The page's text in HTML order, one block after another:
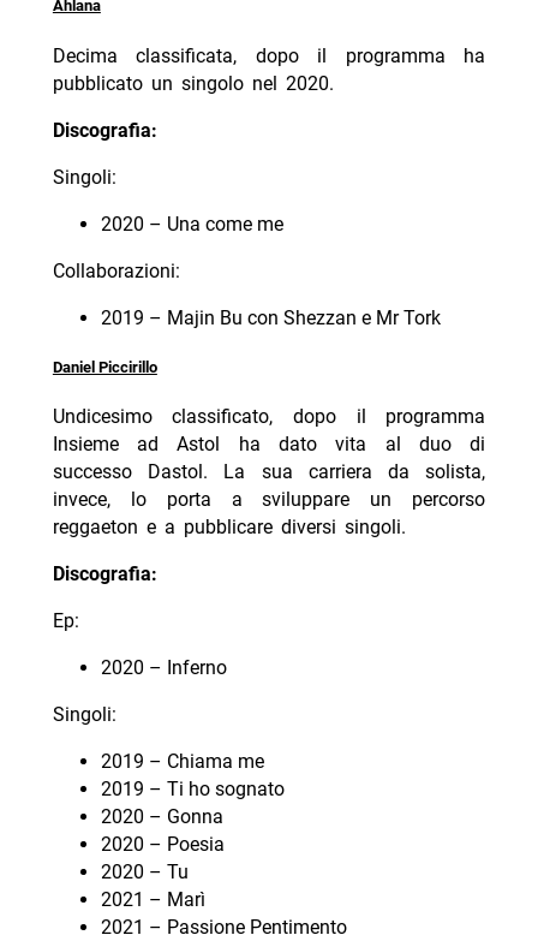
Ahlana
Decima classificata, dopo il programma ha
pubblicato un singolo nel 2020.
Discografia:
Singoli:
2020 – Una come me
Collaborazioni:
2019 – Majin Bu con Shezzan e Mr Tork
Daniel Piccirillo
Undicesimo classificato, dopo il programma
Insieme ad Astol ha dato vita al duo di
successo Dastol. La sua carriera da solista,
invece, lo porta a sviluppare un percorso
reggaeton e a pubblicare diversi singoli.
Discografia:
Ep:
2020 – Inferno
Singoli:
2019 – Chiama me
2019 – Ti ho sognato
2020 – Gonna
2020 – Poesia
2020 – Tu
2021 – Marì
2021 – Passione Pentimento